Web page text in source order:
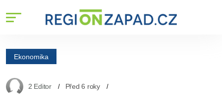
Ekonomika
2 Editor Před 6 roky